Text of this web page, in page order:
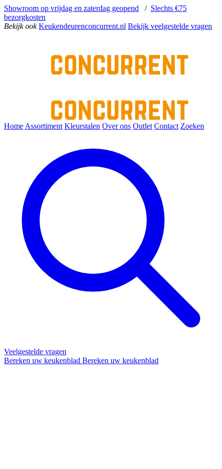
Showroom op vrijdag en zaterdag geopend / Slechts €75
bezorgkosten
Bekijk ook Keukendeurenconcurrent.nl Bekijk veelgestelde vragen
Home Assortiment Kleurstalen Over ons Outlet Contact Zoeken
Veelgestelde vragen
Bereken uw keukenblad Bereken uw keukenblad